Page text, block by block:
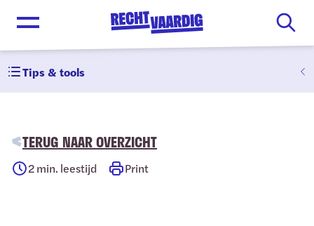
Open menu
TERUG NAAR OVERZICHT
2min. leestijd Print
Tips & tools